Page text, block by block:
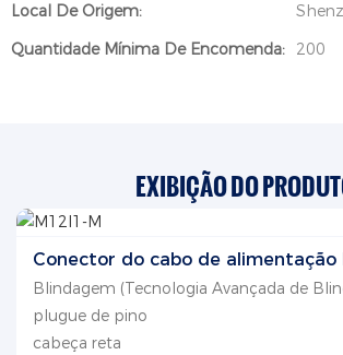
Local De Origem:
Quantidade Mínima De Encomenda:
200
EXIBIÇÃO DO
Conector do cabo de alimentação
Blindagem (Tecnologia Avançada de
plugue de pino
cabeça reta